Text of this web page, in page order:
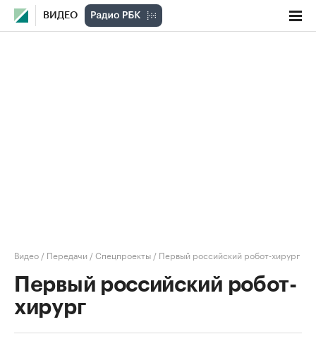
ВИДЕО
Видео / Передачи /Спецпроекты / Первый российский робот-хирург
Первый российский робот-
хирург